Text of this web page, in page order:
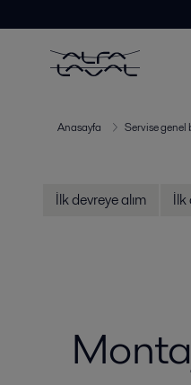
Anasayfa Servise genel
İlk devreye alım İlk